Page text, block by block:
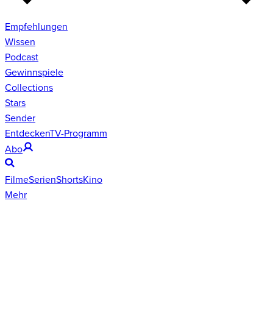
Empfehlungen
Wissen
Podcast
Gewinnspiele
Collections
Stars
Sender
EntdeckenTV-Programm
Abo
FilmeSerienShortsKino
Mehr